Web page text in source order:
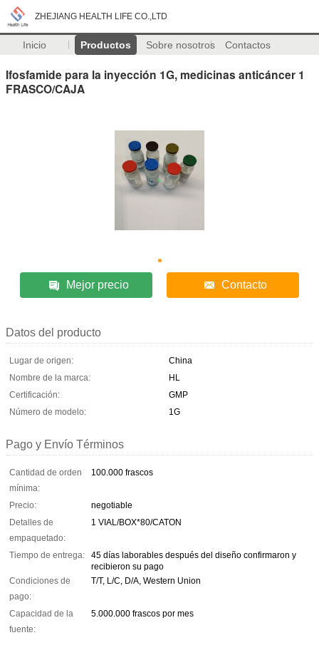
ZHEJIANG HEALTH LIFE CO.,LTD
Inicio Productos Sobre nosotros Contactos
Ifosfamide para la inyección 1G, medicinas anticáncer 1
FRASCO/CAJA
Mejor precio Contacto
Datos del producto
Lugar de origen:
China
Nombre de la marca:
HL
Certificación:
GMP
Número de modelo:
1G
Pago y Envío Términos
Cantidad de orden
mínima:
100.000 frascos
Precio:
negotiable
Detalles de
empaquetado:
1 VIAL/BOX*80/CATON
Tiempo de entrega:
45 días laborables después del diseño confirmaron y
recibieron su pago
Condiciones de
pago:
T/T, L/C, D/A, Western Union
Capacidad de la
fuente:
5.000.000 frascos por mes